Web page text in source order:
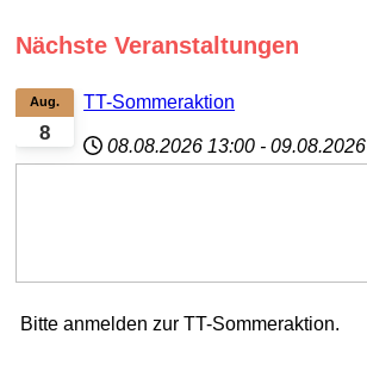
Nächste Veranstaltungen
8
Aug. TT-Sommeraktion
08.08.2026 13:00 - 09.08.2026
Bitte anmelden zur TT-Sommeraktion.